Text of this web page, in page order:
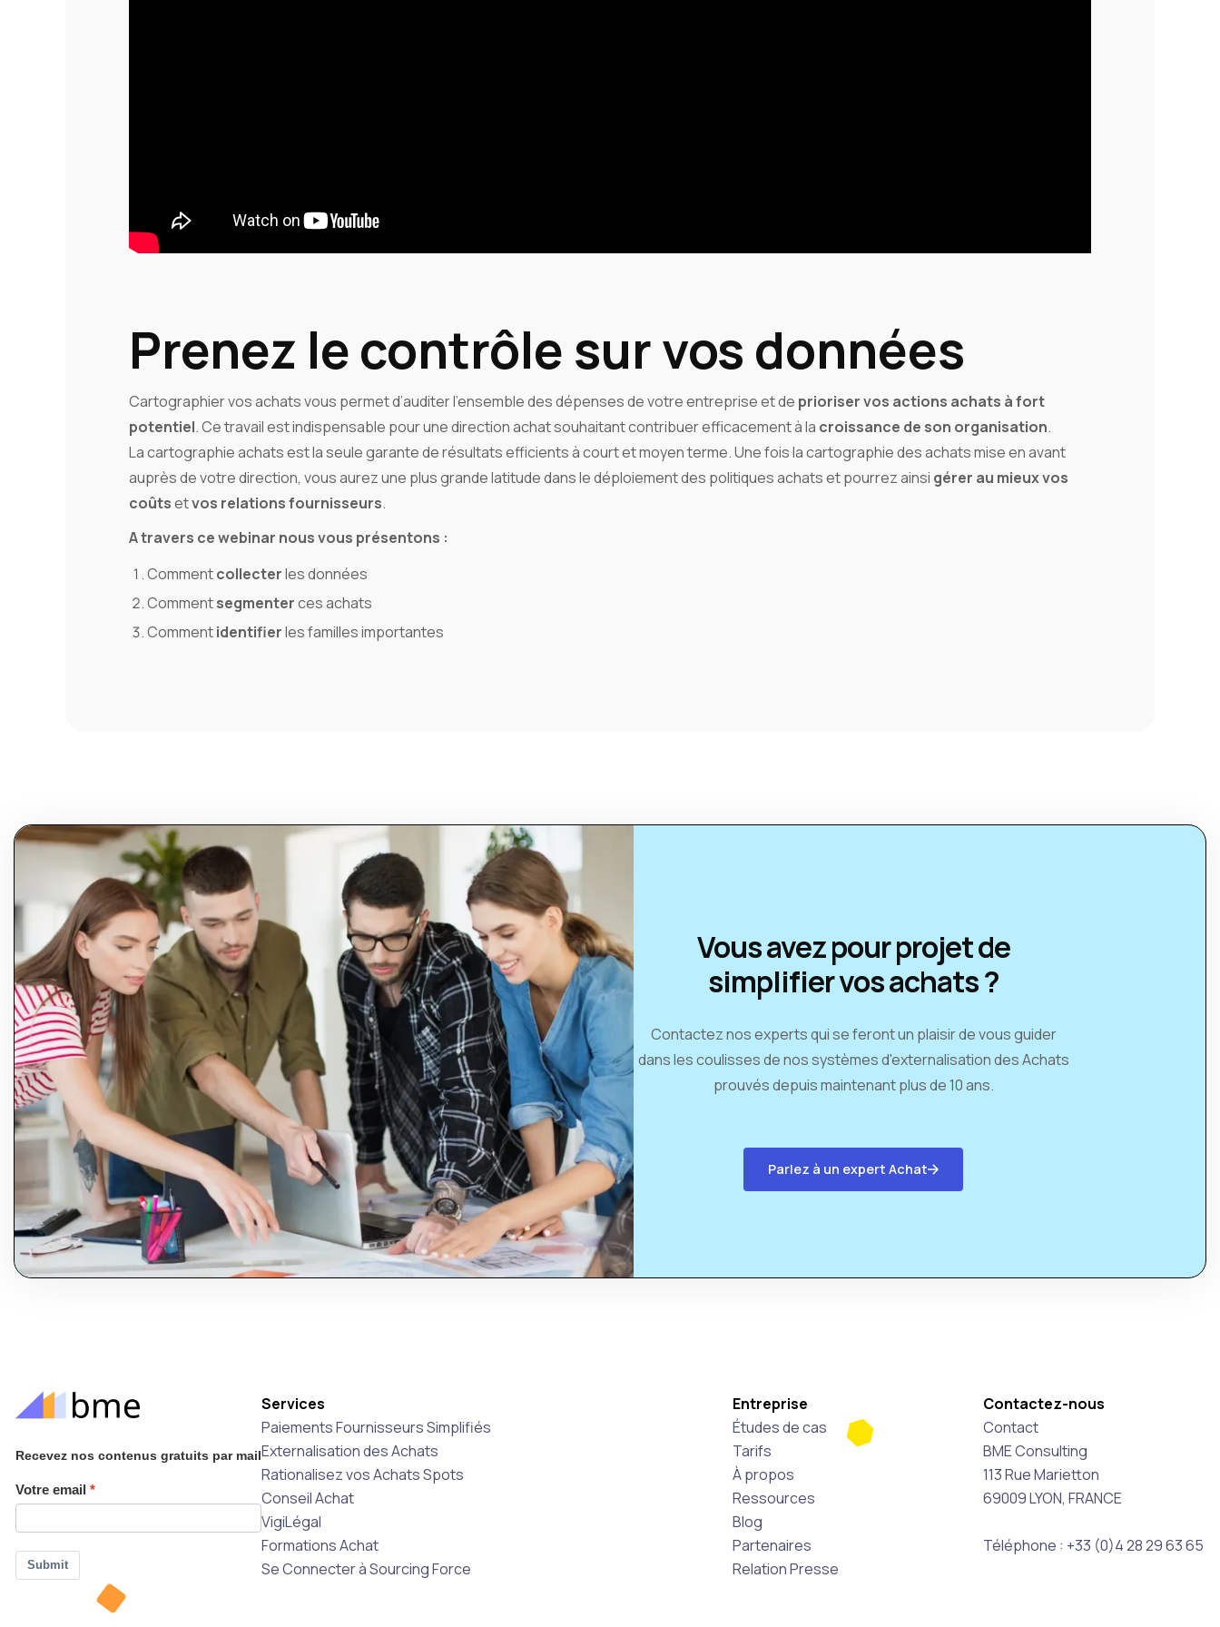
Prenez le contrôle sur vos données
Cartographier vos achats vous permet d’auditer l’ensemble des dépenses de votre entreprise et de prioriser vos actions achats à fort
potentiel. Ce travail est indispensable pour une direction achat souhaitant contribuer efficacement à la croissance de son organisation.
La cartographie achats est la seule garante de résultats efficients à court et moyen terme. Une fois la cartographie des achats mise en avant
auprès de votre direction, vous aurez une plus grande latitude dans le déploiement des politiques achats et pourrez ainsi gérer au mieux vos
coûtsetvos relations fournisseurs.
A travers ce webinar nous vous présentons :
Commentcollecterles données
Commentsegmenterces achats
Commentidentifierles familles importantes
Vous avez pour projet de
simplifier vos achats ?
Contactez nos experts qui se feront un plaisir de vous guider
dans les coulisses de nos systèmes d'externalisation des Achats
prouvés depuis maintenant plus de 10 ans.
Parlez à un expert Achat
Recevez nos contenus gratuits par mail
Votre email
Submit
Services
Paiements Fournisseurs Simplifiés
Externalisation des Achats
Rationalisez vos Achats Spots
Conseil Achat
VigiLégal
Formations Achat
Se Connecter à Sourcing Force
Entreprise
Études de cas
Tarifs
À propos
Ressources
Blog
Partenaires
Relation Presse
Contactez-nous
Contact
BME Consulting
113 Rue Marietton
69009 LYON, FRANCE
Téléphone : +33 (0)4 28 29 63 65